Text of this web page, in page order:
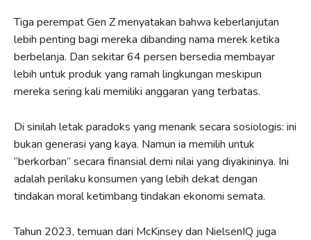
Tiga perempat Gen Z menyatakan bahwa keberlanjutan
lebih penting bagi mereka dibanding nama merek ketika
berbelanja. Dan sekitar 64 persen bersedia membayar
lebih untuk produk yang ramah lingkungan meskipun
mereka sering kali memiliki anggaran yang terbatas.
Di sinilah letak paradoks yang menarik secara sosiologis: ini
bukan generasi yang kaya. Namun ia memilih untuk
“berkorban” secara finansial demi nilai yang diyakininya. Ini
adalah perilaku konsumen yang lebih dekat dengan
tindakan moral ketimbang tindakan ekonomi semata.
Tahun 2023, temuan dari McKinsey dan NielsenIQ juga